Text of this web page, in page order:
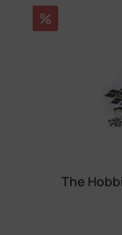
Rabatt
%
The